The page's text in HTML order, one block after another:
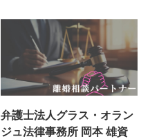
弁護士法人グラス・オラン
ジュ法律事務所 岡本 雄資